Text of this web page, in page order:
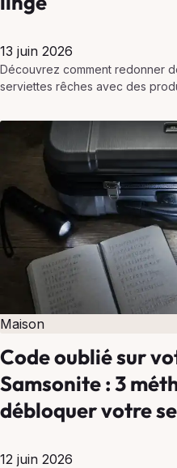
13 juin 2026
Découvrez comment redonner
serviettes rêches avec des
Maison
Code oublié sur
Samsonite : 3
débloquer votre
12 juin 2026